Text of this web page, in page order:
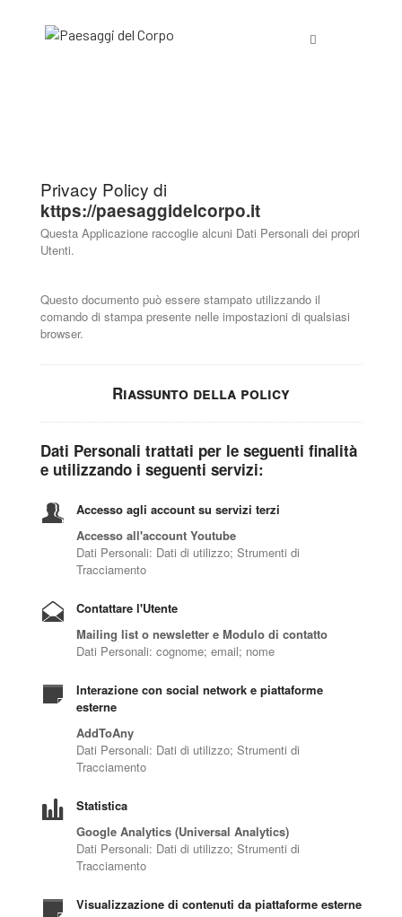
Privacy Policy di
kttps://paesaggidelcorpo.it
Questa Applicazione raccoglie alcuni Dati Personali dei propri
Utenti.
Questo documento può essere stampato utilizzando il
comando di stampa presente nelle impostazioni di qualsiasi
browser.
Riassunto della policy
Dati Personali trattati per le seguenti finalità
e utilizzando i seguenti servizi:
Accesso agli account su servizi terzi
Accesso all'account Youtube
Dati Personali: Dati di utilizzo; Strumenti di
Tracciamento
Contattare l'Utente
Mailing list o newsletter e Modulo di contatto
Dati Personali: cognome; email; nome
Interazione con social network e piattaforme
esterne
AddToAny
Dati Personali: Dati di utilizzo; Strumenti di
Tracciamento
Statistica
Google Analytics (Universal Analytics)
Dati Personali: Dati di utilizzo; Strumenti di
Tracciamento
Visualizzazione di contenuti da piattaforme esterne